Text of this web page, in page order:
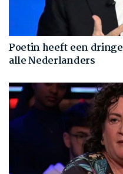
Poetin heeft een
alle Nederlanders